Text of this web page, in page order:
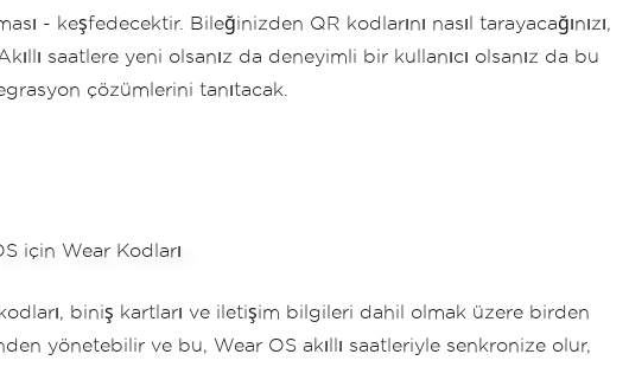
- keşfedecektir. Bileğinizden QR kodlarını nasıl tarayacağınızı,
saatlere yeni olsanız da deneyimli bir kullanıcı olsanız da bu
çözümlerini tanıtacak.
biniş kartları ve iletişim bilgileri dahil olmak üzere birden
yönetebilir ve bu, Wear OS akıllı saatleriyle senkronize olur,